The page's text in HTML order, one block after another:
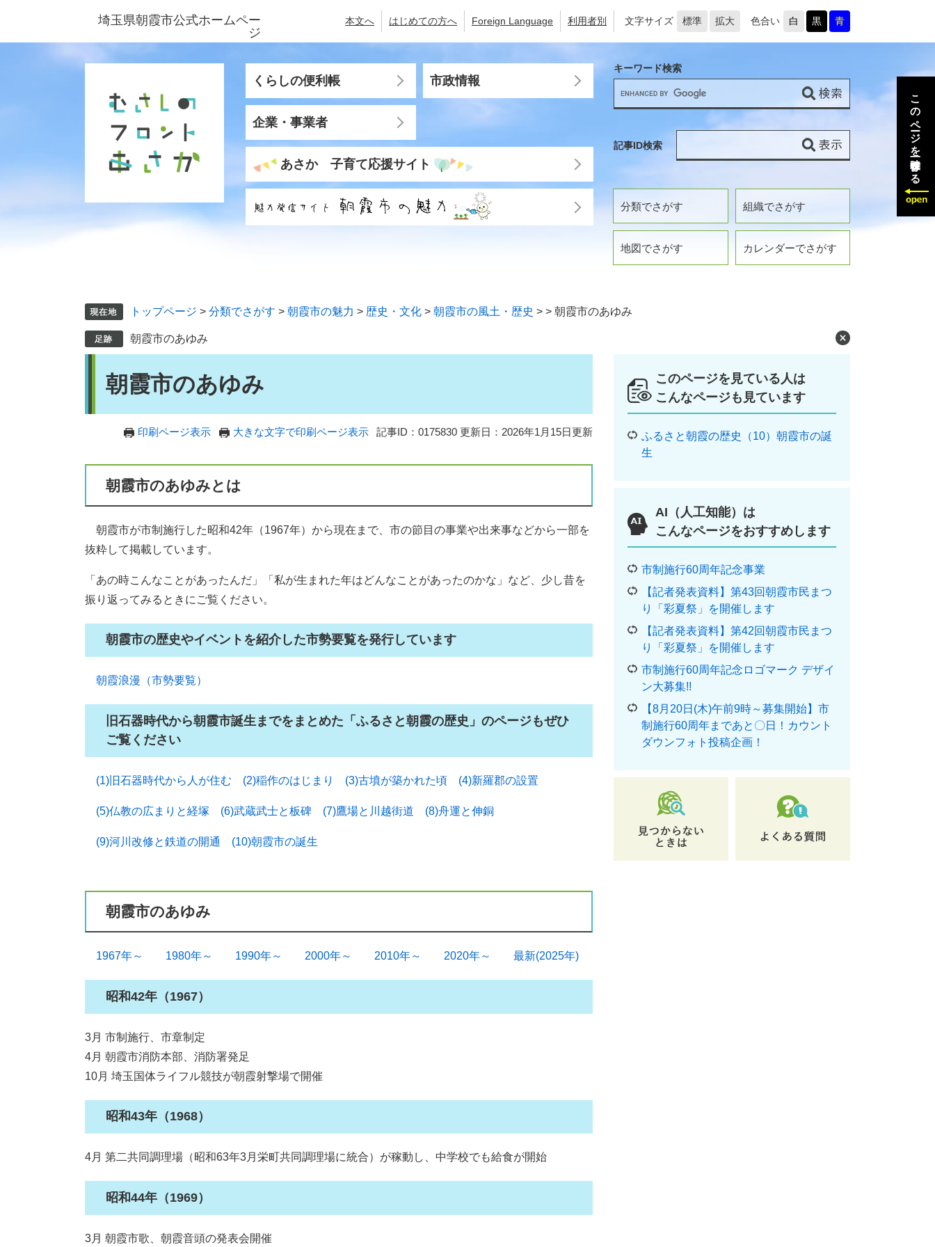
ジ
ュ
埼玉県朝霞市公式ホームペー
ジ
本文へ はじめての方へ Foreign Language 利用者別 文字サイズ 標準 拡大 色合い 白 黒 青
くらしの便利帳 市政情報
企業・事業者
あさか 子育て応援サイト
分類でさがす 組織でさがす
地図でさがす カレンダーでさがす
キーワード検索
記事ID検索
トップページ > 分類でさがす > 朝霞市の魅力 > 歴史・文化 > 朝霞市の風土・歴史 > > 朝霞市のあゆみ
朝霞市のあゆみ
朝霞市のあゆみ
印刷ページ表示 大きな文字で印刷ページ表示 記事ID：0175830 更新日：2026年1月15日更新
朝霞市のあゆみとは
朝霞市が市制施行した昭和42年（1967年）から現在まで、市の節目の事業や出来事などから一部を
抜粋して掲載しています。
「あの時こんなことがあったんだ」「私が生まれた年はどんなことがあったのかな」など、少し昔を
振り返ってみるときにご覧ください。
朝霞市の歴史やイベントを紹介した市勢要覧を発行しています
朝霞浪漫（市勢要覧）
旧石器時代から朝霞市誕生までをまとめた「ふるさと朝霞の歴史」のページもぜひ
ご覧ください
(1)旧石器時代から人が住む (2)稲作のはじまり (3)古墳が築かれた頃 (4)新羅郡の設置
(5)仏教の広まりと経塚 (6)武蔵武士と板碑 (7)鷹場と川越街道 (8)舟運と伸銅
(9)河川改修と鉄道の開通 (10)朝霞市の誕生
朝霞市のあゆみ
1967年～ 1980年～ 1990年～ 2000年～ 2010年～ 2020年～ 最新(2025年)
昭和42年（1967）
3月 市制施行、市章制定
4月 朝霞市消防本部、消防署発足
10月 埼玉国体ライフル競技が朝霞射撃場で開催
昭和43年（1968）
4月 第二共同調理場（昭和63年3月栄町共同調理場に統合）が稼動し、中学校でも給食が開始
昭和44年（1969）
3月 朝霞市歌、朝霞音頭の発表会開催
このページを見ている人は
こんなページも見ています
ふるさと朝霞の歴史（10）朝霞市の誕
生
AI（人工知能）は
こんなページをおすすめします
市制施行60周年記念事業
【記者発表資料】第43回朝霞市民まつ
り「彩夏祭」を開催します
【記者発表資料】第42回朝霞市民まつ
り「彩夏祭」を開催します
市制施行60周年記念ロゴマーク デザイ
ン大募集!!
【8月20日(木)午前9時～募集開始】市
制施行60周年まであと〇日！カウント
ダウンフォト投稿企画！
このページを一時保存する